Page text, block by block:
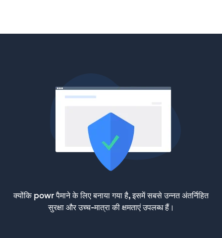
क्योंकि powr पैमाने के लिए बनाया गया है, इसमें सबसे उन्नत अंतर्निहित
सुरक्षा और उच्च-मात्रा की क्षमताएं उपलब्ध हैं।